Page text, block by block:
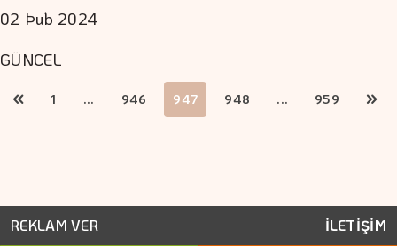
02 Þub 2024
GÜNCEL
1 ... 946 947 948 ... 959
REKLAM VER İLETİŞİM